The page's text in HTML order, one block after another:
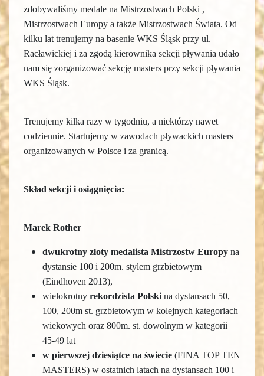
zdobywaliśmy medale na Mistrzostwach Polski ,
Mistrzostwach Europy a także Mistrzostwach Świata. Od
kilku lat trenujemy na basenie WKS Śląsk przy ul.
Racławickiej i za zgodą kierownika sekcji pływania udało
nam się zorganizować sekcję masters przy sekcji pływania
WKS Śląsk.
Trenujemy kilka razy w tygodniu, a niektórzy nawet
codziennie. Startujemy w zawodach pływackich masters
organizowanych w Polsce i za granicą.
Skład sekcji i osiągnięcia:
Marek Rother
dwukrotny złoty medalista Mistrzostw Europy na
dystansie 100 i 200m. stylem grzbietowym
(Eindhoven 2013),
wielokrotny rekordzista Polski na dystansach 50,
100, 200m st. grzbietowym w kolejnych kategoriach
wiekowych oraz 800m. st. dowolnym w kategorii
45-49 lat
w pierwszej dziesiątce na świecie (FINA TOP TEN
MASTERS) w ostatnich latach na dystansach 100 i